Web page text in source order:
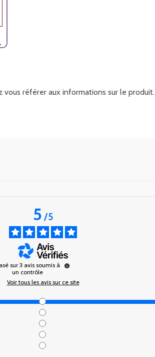
référer aux informations sur le
5/5
sur3 avis soumis à
un contrôle
Voir tous les avis sur ce site